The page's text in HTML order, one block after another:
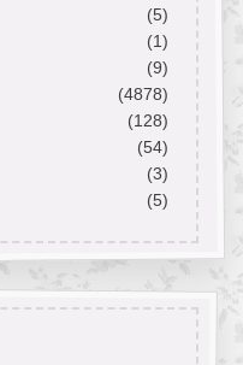
(5)
(1)
(9)
(4878)
(128)
(54)
(3)
(5)